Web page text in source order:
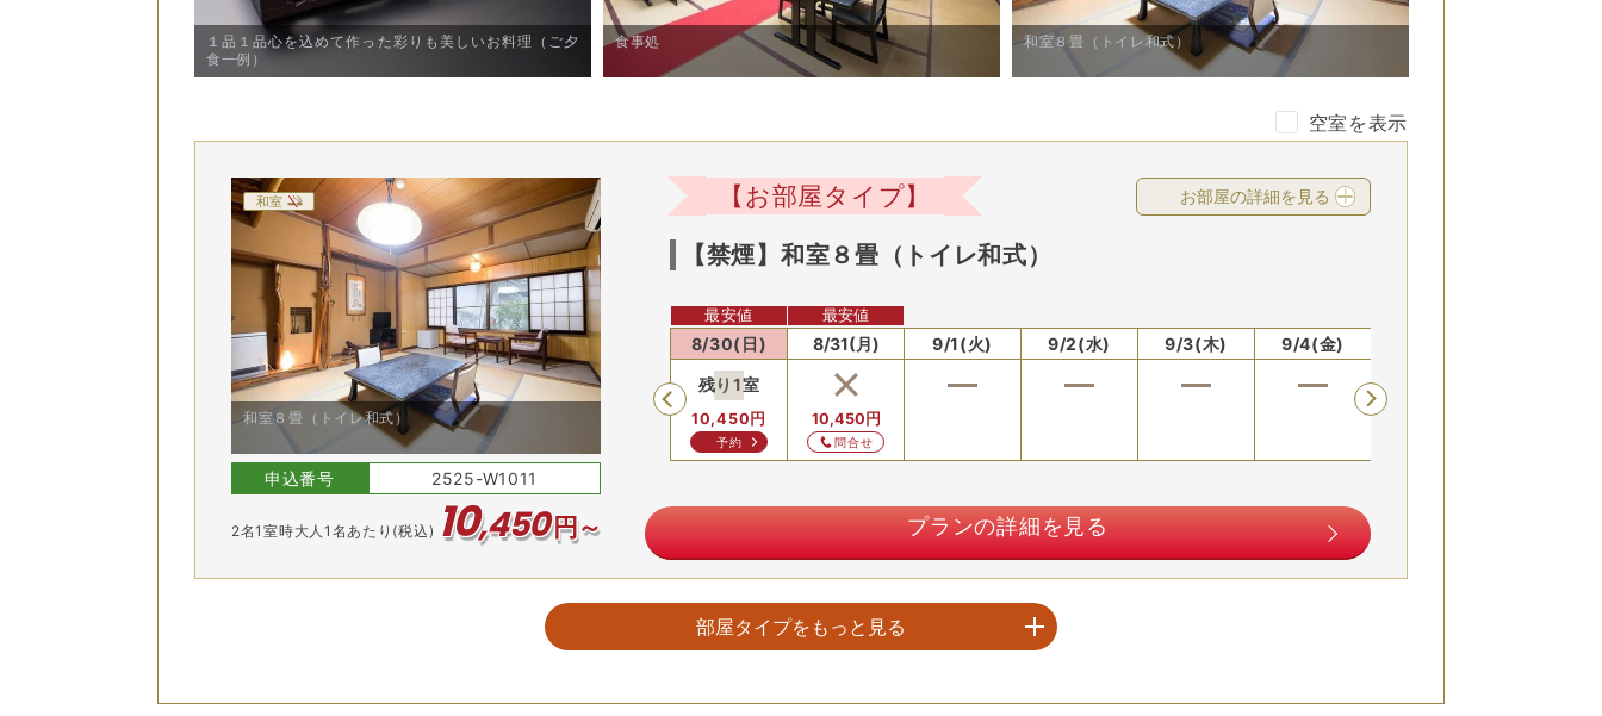
１品１品心を込めて作った彩りも美しいお料理（ご夕
食一例）
食事処 和室８畳（トイレ和式）
空室を表示
和室
和室８畳（トイレ和式）
申込番号 2525-W1011
【お部屋タイプ】 お部屋の詳細を見る
【禁煙】和室８畳（トイレ和式）
Previous
8/26(水) 8/27(木) 8/28(金) 8/29(土) 8/30(日)
残り 1室
10,450 円
予約
最安値
8/31(月)
10,450 円
問合せ
最安値
9/1(火) 9/2(水) 9/3(木) 9/4(金)
2名1室時大人1名あたり(税込) 10,450円～ プランの詳細を見る
部屋タイプをもっと見る